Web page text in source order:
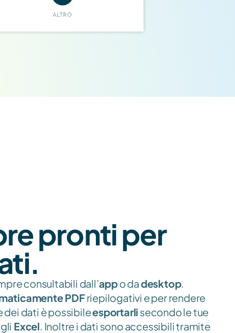
pronti per
consultabili dall’app o da desktop.
PDF riepilogativi e per rendere
dei dati è possibile esportarli secondo le tue
Excel
. Inoltre i dati sono accessibili tramite